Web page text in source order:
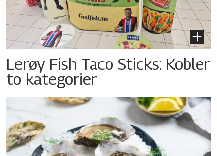
Lerøy Fish Taco Sticks: Kobler
to kategorier